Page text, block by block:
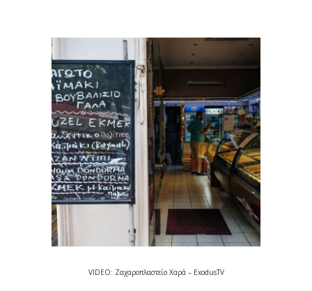
VIDEO: Ζαχαροπλαστείο Χαρά – ExodusTV